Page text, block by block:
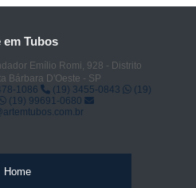
em Tubos
Emílio Romi, 928 - Distrito
Bárbara D'Oeste - SP
1086 (19) 3455-0843
(19)
(19) 99691-0680
Home